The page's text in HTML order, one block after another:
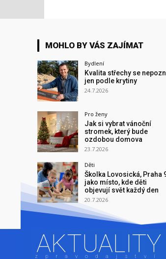
MOHLO BY VÁS ZAJÍMAT
Bydlení
Kvalita střechy se
jen podle krytiny
24.7.2026
Pro ženy
Jak si vybrat vánoční
stromek, který bude
ozdobou domova
23.7.2026
Děti
Školka Lovosická, Praha
jako místo, kde děti
objevují svět každý den
20.7.2026
AKTUALITY
zpravodajství